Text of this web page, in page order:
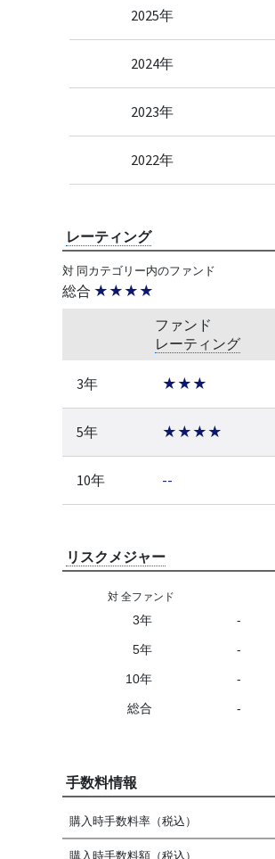
2025年
2024年
2023年
2022年
レーティング
対 同カテゴリー内のファンド
総合 ★★★★
ファンド
レーティング
3年 ★★★
5年 ★★★★
10年 --
リスクメジャー
対 全ファンド
3年 -
5年 -
10年 -
総合 -
手数料情報
購入時手数料率（税込）